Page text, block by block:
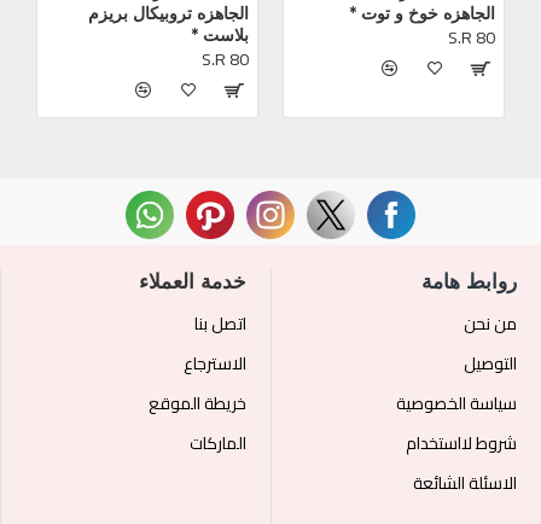
الجاهزه خوخ و توت *
S.R 80
بلاست *
S.R 80
روابط هامة
من نحن
التوصيل
سياسة الخصوصية
شروط لااستخدام
الاسئلة الشائعة
خدمة العملاء
اتصل بنا
الاسترجاع
خريطة الموقع
الماركات